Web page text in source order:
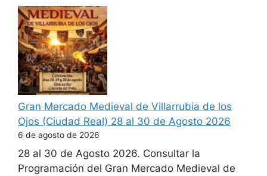
Gran Mercado Medieval de Villarrubia de los
Ojos (Ciudad Real) 28 al 30 de Agosto 2026
6 de agosto de 2026
28 al 30 de Agosto 2026. Consultar la
Programación del Gran Mercado Medieval de